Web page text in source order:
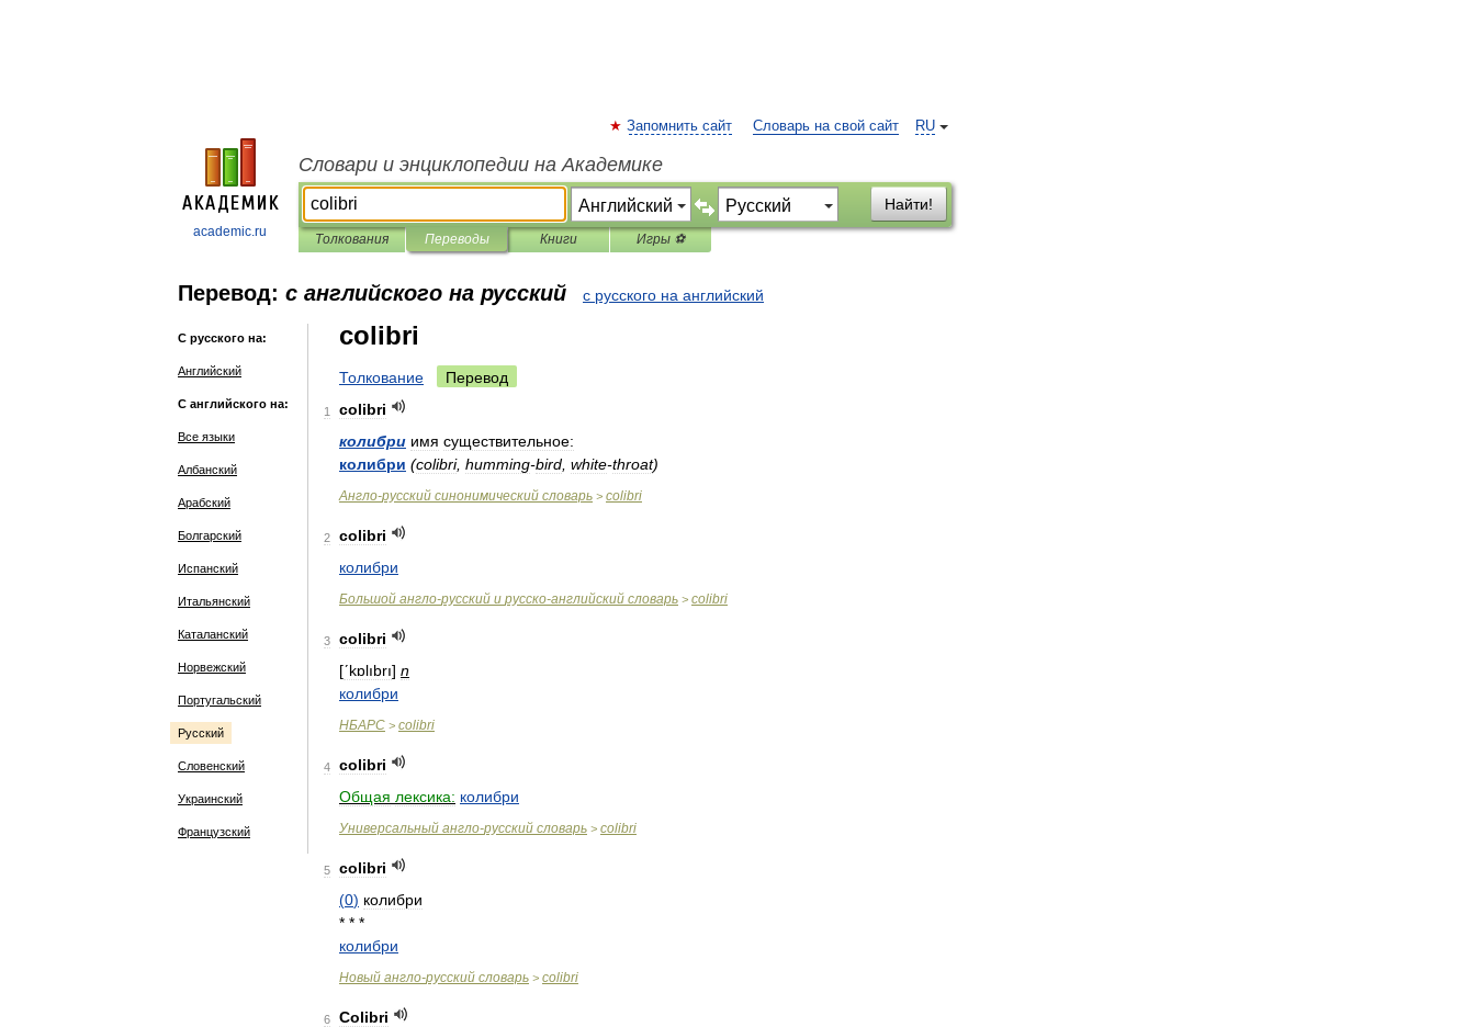
academic.ru
RU
Запомнить сайт Словарь на свой сайт
Словари и энциклопедии на Академике
Найти!
Толкования Переводы Книги Игры ⚽
Перевод: с английского на русский с русского на английский
С русского на:
Английский
С английского на:
Все языки
Албанский
Арабский
Болгарский
Испанский
Итальянский
Каталанский
Норвежский
Португальский
Русский
Словенский
Украинский
Французский
colibri
Толкование Перевод
1
colibri
колибри имя существительное:
колибри (colibri, humming-bird white-throat)
Англо-русский синонимический словарь > colibri
2
colibri
колибри
Большой англо-русский и русско-английский словарь > colibri
3
colibri
[ʹkɒlıbrı] n
колибри
НБАРС > colibri
4
colibri
Общая лексика: колибри
Универсальный англо-русский словарь > colibri
5
colibri
(0) колибри
* * *
колибри
Новый англо-русский словарь > colibri
6
Colibri